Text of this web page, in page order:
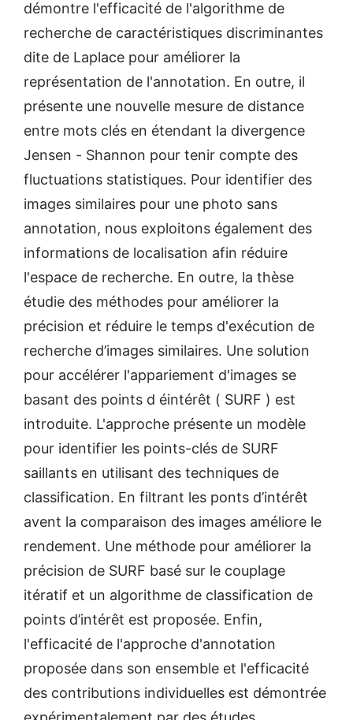
démontre l'efficacité de l'algorithme de
recherche de caractéristiques discriminantes
dite de Laplace pour améliorer la
représentation de l'annotation. En outre, il
présente une nouvelle mesure de distance
entre mots clés en étendant la divergence
Jensen - Shannon pour tenir compte des
fluctuations statistiques. Pour identifier des
images similaires pour une photo sans
annotation, nous exploitons également des
informations de localisation afin réduire
l'espace de recherche. En outre, la thèse
étudie des méthodes pour améliorer la
précision et réduire le temps d'exécution de
recherche d’images similaires. Une solution
pour accélérer l'appariement d'images se
basant des points d éintérêt ( SURF ) est
introduite. L'approche présente un modèle
pour identifier les points-clés de SURF
saillants en utilisant des techniques de
classification. En filtrant les ponts d’intérêt
avent la comparaison des images améliore le
rendement. Une méthode pour améliorer la
précision de SURF basé sur le couplage
itératif et un algorithme de classification de
points d’intérêt est proposée. Enfin,
l'efficacité de l'approche d'annotation
proposée dans son ensemble et l'efficacité
des contributions individuelles est démontrée